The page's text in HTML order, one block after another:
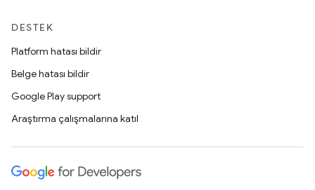
DESTEK
Platform hatası bildir
Belge hatası bildir
Google Play support
Araştırma çalışmalarına katıl